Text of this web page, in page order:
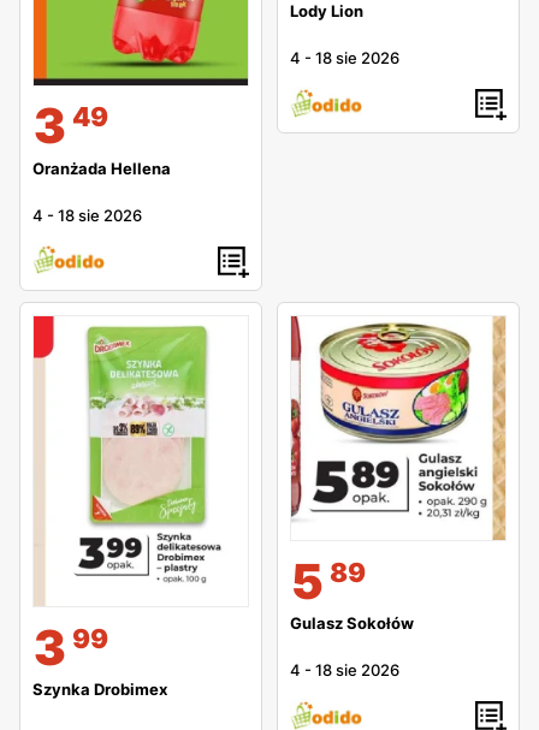
3 49
Oranżada Hellena
4 -18 sie 2026
Lody Lion
4 -18 sie 2026
3 99
Szynka Drobimex
5 89
Gulasz Sokołów
4 -18 sie 2026